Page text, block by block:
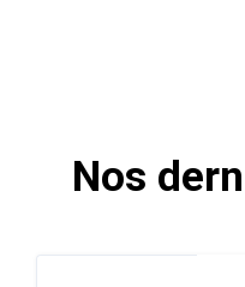
Nos